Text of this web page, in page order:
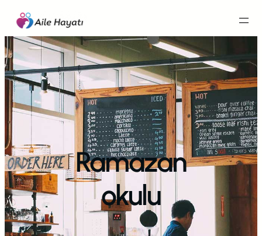
İçeriğe
geç
Ramazan
okulu